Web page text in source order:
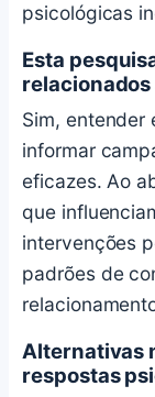
psicológicas
Esta
relacionados
Sim, entender
informar
eficazes. Ao
que
intervenções
padrões de
Alternativas
respostas